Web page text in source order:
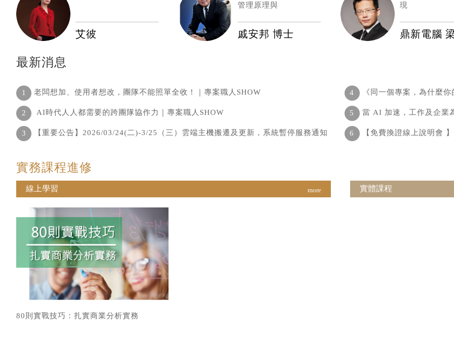
艾彼
管理原理與
戚安邦 博士
現
鼎新電腦
最新消息
1 老闆想加、使用者想改，團隊不能照單全收！｜專案職人SHOW
2 AI時代人人都需要的跨團隊協作力｜專案職人SHOW
3 【重要公告】2026/03/24(二)-3/25（三）雲端主機搬遷及更新，系統暫停服務通知
4 《同一個專案，為什麼
5 當 AI 加速，工作及企業
6 【免費換證線上說明會
實務課程進修
線上學習 more
80則實戰技巧：扎實商業分析實務
實體課程